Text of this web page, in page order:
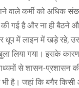
वाले कर्मी को अधिक
गई है और ना ही बैठने
धूप में लाइन में खड़े रहे,
लिया गया। इसके
से शासन-
है। जहां कि बगैर